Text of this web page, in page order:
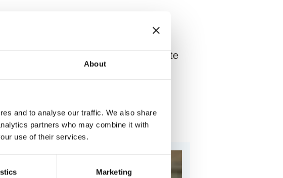
About
and to analyse our traffic. We also share
partners who may combine it with
use of their services.
Marketing
hvilket sikrer præcise snit med
skrællede løg med et højere udbytte